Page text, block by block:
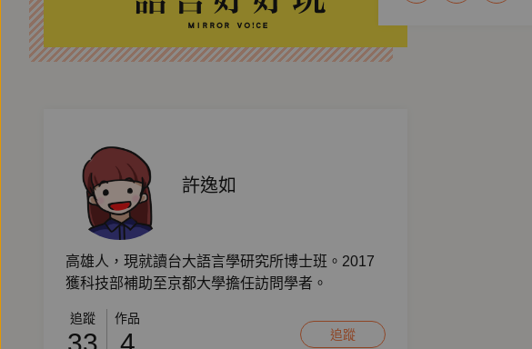
許逸如
高雄人，現就讀台大語言學研究所博士班。2017
獲科技部補助至京都大學擔任訪問學者。
追蹤 作品
追蹤